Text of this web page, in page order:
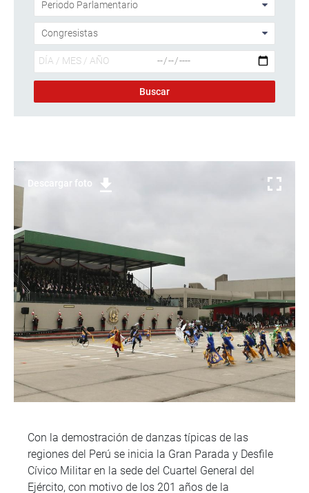
Descargar foto
Con la demostración de danzas típicas de las
regiones del Perú se inicia la Gran Parada y Desfile
Cívico Militar en la sede del Cuartel General del
Ejército, con motivo de los 201 años de la